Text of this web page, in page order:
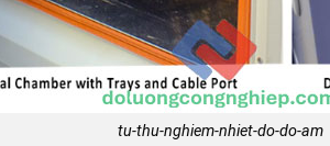
tu-thu-nghiem-nhiet-do-do-am